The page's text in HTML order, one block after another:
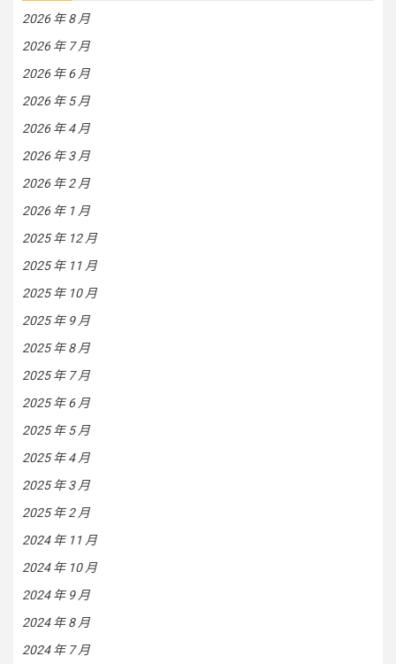
2026 年 8 月
2026 年 7 月
2026 年 6 月
2026 年 5 月
2026 年 4 月
2026 年 3 月
2026 年 2 月
2026 年 1 月
2025 年 12 月
2025 年 11 月
2025 年 10 月
2025 年 9 月
2025 年 8 月
2025 年 7 月
2025 年 6 月
2025 年 5 月
2025 年 4 月
2025 年 3 月
2025 年 2 月
2024 年 11 月
2024 年 10 月
2024 年 9 月
2024 年 8 月
2024 年 7 月